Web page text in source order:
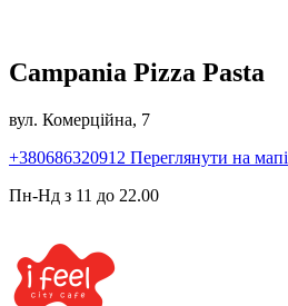
Campania Pizza Pasta
вул. Комерційна, 7
+380686320912 Переглянути на мапі
Пн-Нд з 11 до 22.00